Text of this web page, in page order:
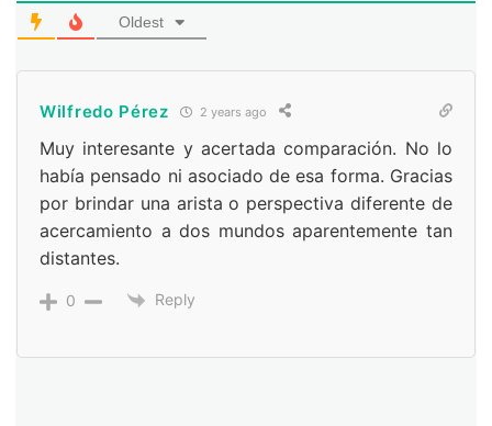
Oldest
Wilfredo Pérez 2 years ago
Muy interesante y acertada comparación. No lo
había pensado ni asociado de esa forma. Gracias
por brindar una arista o perspectiva diferente de
acercamiento a dos mundos aparentemente tan
distantes.
0 Reply